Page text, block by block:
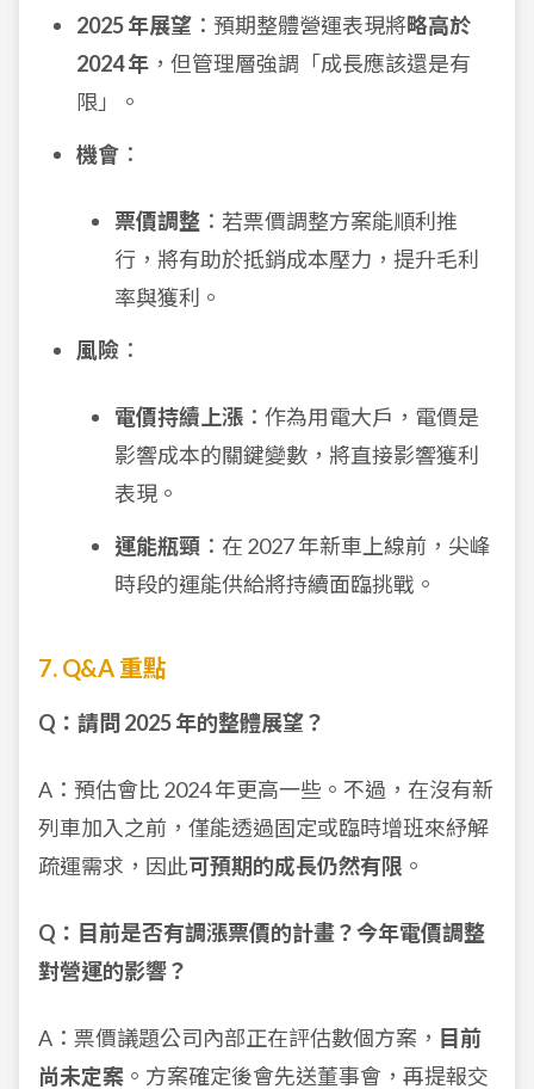
2025 年展望 ：預期整體營運表現將略高於
2024 年 ，但管理層強調「成長應該還是有
限」。
機會 ：
票價調整 ：若票價調整方案能順利推
行，將有助於抵銷成本壓力，提升毛利
率與獲利。
風險 ：
電價持續上漲 ：作為用電大戶，電價是
影響成本的關鍵變數，將直接影響獲利
表現。
運能瓶頸 ：在 2027 年新車上線前，尖峰
時段的運能供給將持續面臨挑戰。
7. Q&A 重點
Q：請問 2025 年的整體展望？
A：預估會比 2024 年更高一些。不過，在沒有新
列車加入之前，僅能透過固定或臨時增班來紓解
疏運需求，因此可預期的成長仍然有限 。
Q：目前是否有調漲票價的計畫？今年電價調整
對營運的影響？
A：票價議題公司內部正在評估數個方案， 目前
尚未定案 。方案確定後會先送董事會，再提報交